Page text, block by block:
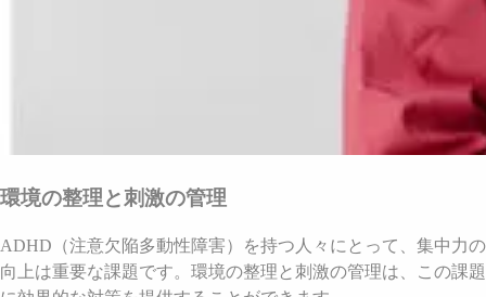
環境の整理と刺激の管理
ADHD（注意欠陥多動性障害）を持つ人々にとって、集中力の
向上は重要な課題です。環境の整理と刺激の管理は、この課題